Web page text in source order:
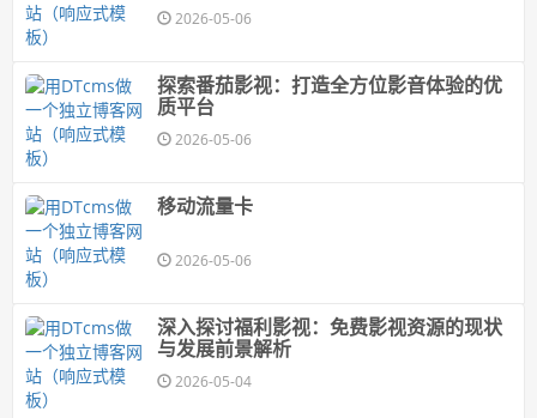
2026-05-06
探索番茄影视：打造全方位影音体验的优
质平台
2026-05-06
移动流量卡
2026-05-06
深入探讨福利影视：免费影视资源的现状
与发展前景解析
2026-05-04